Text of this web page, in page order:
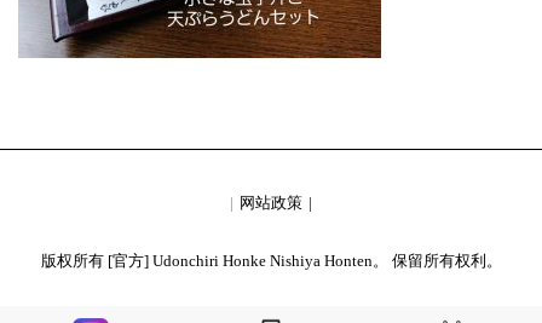
网站政策
版权所有 [官方] Udonchiri Honke Nishiya Honten。 保留所有权利。